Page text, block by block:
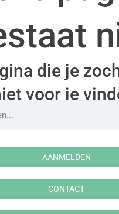
die je
voor je
AANMELDEN
CONTACT